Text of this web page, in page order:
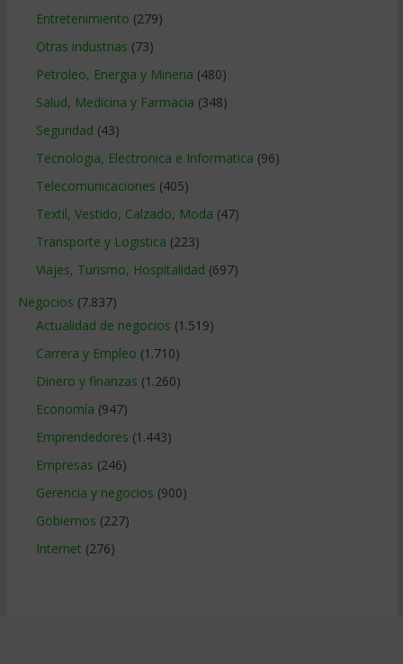
Entretenimiento (279)
Otras industrias (73)
Petroleo, Energia y Mineria (480)
Salud, Medicina y Farmacia (348)
Seguridad (43)
Tecnologia, Electronica e Informatica (96)
Telecomunicaciones (405)
Textil, Vestido, Calzado, Moda (47)
Transporte y Logistica (223)
Viajes, Turismo, Hospitalidad (697)
Negocios (7.837)
Actualidad de negocios (1.519)
Carrera y Empleo (1.710)
Dinero y finanzas (1.260)
Economía (947)
Emprendedores (1.443)
Empresas (246)
Gerencia y negocios (900)
Gobiernos (227)
Internet (276)